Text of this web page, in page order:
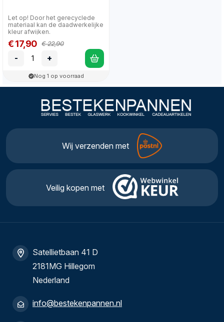
Let op! Door het gerecyclede
materiaal kan de daadwerkelijke
kleur afwijken.
€ 17,90 € 22,90
- +
Nog 1 op voorraad
Wij verzenden met
Veilig kopen met
Satellietbaan 41 D
2181MG Hillegom
Nederland
info@bestekenpannen.nl